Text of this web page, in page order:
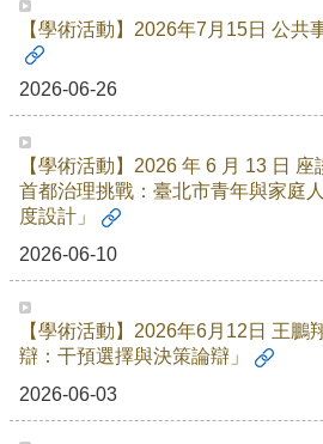
口
試
專
區
招
生
專
區
學
術
研
究
絡
【學術活動】2026年7月15日 公共
2026-06-26
【學術活動】2026 年 6 月 13 日
首都治理挑戰：臺北市青年與家庭
度設計」
2026-06-10
【學術活動】2026年6月12日 王鵬
辯：干預選擇與決策論辯」
2026-06-03